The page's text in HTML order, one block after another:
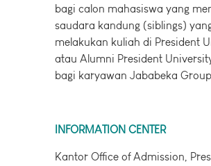
bagi calon mahasiswa yang
saudara kandung (siblings)
melakukan kuliah di President
atau Alumni President
bagi karyawan Jababeka
INFORMATION CENTER
Kantor Office of Admission,